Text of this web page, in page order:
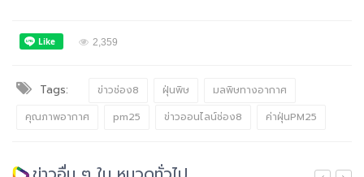
2,359
Tags: ข่าวช่อง8 ฝุ่นพิษ
มลพิษทางอากาศ
คุณภาพอากาศ
pm25 ข่าวออนไลน์ช่อง8 ค่าฝุ่นPM25